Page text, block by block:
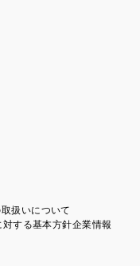
扱いについて
する基本方針企業情報